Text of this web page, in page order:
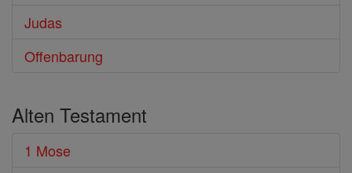
Judas
Offenbarung
Alten Testament
1 Mose